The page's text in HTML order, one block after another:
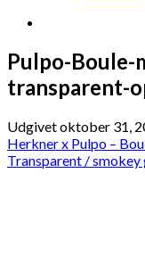
Pulpo-Boule-
transparent-
Udgivetoktober 31,
Herkner x Pulpo –
Transparent / smokey